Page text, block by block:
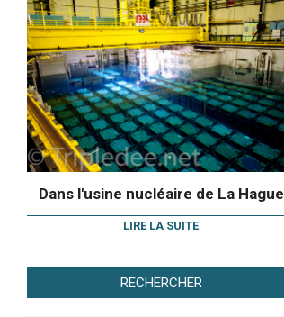
Dans l'usine nucléaire de La Hague
LIRE LA SUITE
RECHERCHER